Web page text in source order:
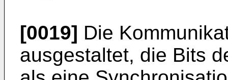
[0019] Die
ausgestaltet, die Bits